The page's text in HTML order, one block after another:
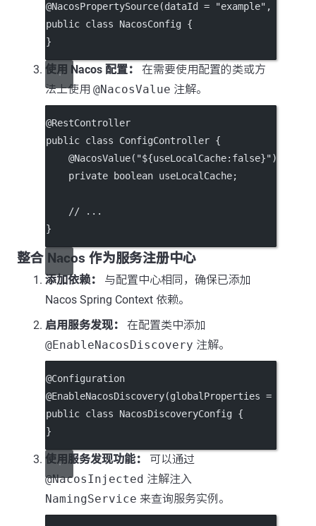
@NacosPropertySource(dataId = "example" ,
public class NacosConfig {
}
使用 Nacos 配置：
在需要使用配置的类或方
法上使用 @NacosValue 注解。
@RestController
public class ConfigController {
    @
NacosValue( "${useLocalCache:false}")
private
boolean useLocalCache;
// ...
}
整合 Nacos 作为服务注册中心
添加依赖：
与配置中心相同，确保已添加
Nacos Spring Context 依赖。
启用服务发现：
在配置类中添加
@EnableNacosDiscovery 注解。
@Configuration
@EnableNacosDiscovery(globalProperties =
public class NacosDiscoveryConfig {
}
使用服务发现功能：
可以通过
@NacosInjected 注解注入
NamingService 来查询服务实例。